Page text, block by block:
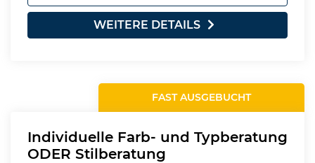
WEITERE DETAILS
FAST AUSGEBUCHT
Individuelle Farb- und Typberatung
ODER Stilberatung